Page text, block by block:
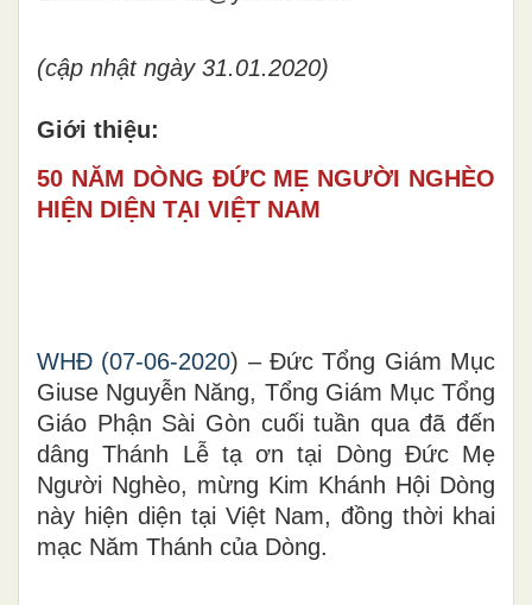
(cập nhật ngày 31.01.2020)
Giới thiệu:
50 NĂM DÒNG ĐỨC MẸ NGƯỜI NGHÈO
HIỆN DIỆN TẠI VIỆT NAM
WHĐ (07-06-2020) – Đức Tổng Giám Mục
Giuse Nguyễn Năng, Tổng Giám Mục Tổng
Giáo Phận Sài Gòn cuối tuần qua đã đến
dâng Thánh Lễ tạ ơn tại Dòng Đức Mẹ
Người Nghèo, mừng Kim Khánh Hội Dòng
này hiện diện tại Việt Nam, đồng thời khai
mạc Năm Thánh của Dòng.